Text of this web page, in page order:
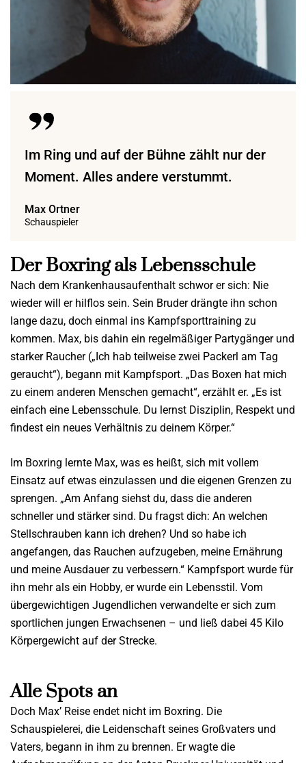
Im Ring und auf der Bühne zählt nur der
Moment. Alles andere verstummt.
Max Ortner
Schauspieler
Der Boxring als Lebensschule
Nach dem Krankenhausaufenthalt schwor er sich: Nie
wieder will er hilflos sein. Sein Bruder drängte ihn schon
lange dazu, doch einmal ins Kampfsporttraining zu
kommen. Max, bis dahin ein regelmäßiger Partygänger und
starker Raucher („Ich hab teilweise zwei Packerl am Tag
geraucht“), begann mit Kampfsport. „Das Boxen hat mich
zu einem anderen Menschen gemacht“, erzählt er. „Es ist
einfach eine Lebensschule. Du lernst Disziplin, Respekt und
findest ein neues Verhältnis zu deinem Körper.“
Im Boxring lernte Max, was es heißt, sich mit vollem
Einsatz auf etwas einzulassen und die eigenen Grenzen zu
sprengen. „Am Anfang siehst du, dass die anderen
schneller und stärker sind. Du fragst dich: An welchen
Stellschrauben kann ich drehen? Und so habe ich
angefangen, das Rauchen aufzugeben, meine Ernährung
und meine Ausdauer zu verbessern.“ Kampfsport wurde für
ihn mehr als ein Hobby, er wurde ein Lebensstil. Vom
übergewichtigen Jugendlichen verwandelte er sich zum
sportlichen jungen Erwachsenen – und ließ dabei 45 Kilo
Körpergewicht auf der Strecke.
Alle Spots an
Doch Max’ Reise endet nicht im Boxring. Die
Schauspielerei, die Leidenschaft seines Großvaters und
Vaters, begann in ihm zu brennen. Er wagte die